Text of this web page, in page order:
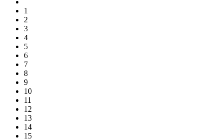
1
2
3
4
5
6
7
8
9
10
11
12
13
14
15